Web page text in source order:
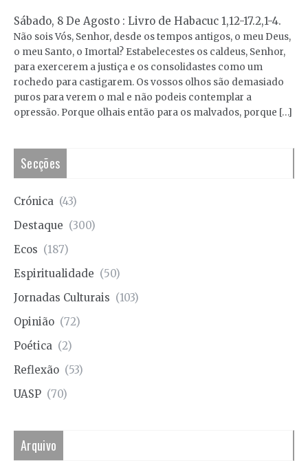
Sábado, 8 De Agosto : Livro de Habacuc 1,12-17.2,1-4.
Não sois Vós, Senhor, desde os tempos antigos, o meu Deus,
o meu Santo, o Imortal? Estabelecestes os caldeus, Senhor,
para exercerem a justiça e os consolidastes como um
rochedo para castigarem. Os vossos olhos são demasiado
puros para verem o mal e não podeis contemplar a
opressão. Porque olhais então para os malvados, porque […]
Secções
Crónica (43)
Destaque (300)
Ecos (187)
Espiritualidade (50)
Jornadas Culturais (103)
Opinião (72)
Poética (2)
Reflexão (53)
UASP (70)
Arquivo